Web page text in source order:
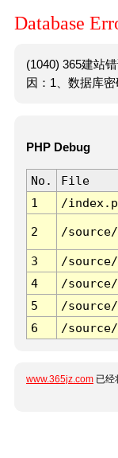
Database
(1040) 365建站
因：1、数据库
PHP Debug
No. File
1
/
2 /
3 /
4
/
5
/
6
/
www.365jz.com 已经